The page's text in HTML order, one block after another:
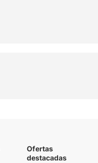
Ofertas
destacadas